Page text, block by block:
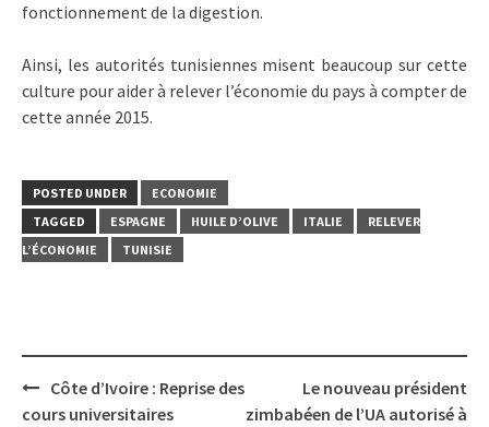
fonctionnement de la digestion.
Ainsi, les autorités tunisiennes misent beaucoup sur cette
culture pour aider à relever l’économie du pays à compter de
cette année 2015.
POSTED UNDER
ECONOMIE
TAGGED
ESPAGNE HUILE D’OLIVE ITALIE
RELEVER
L’ÉCONOMIE
TUNISIE
Post
navigation
Côte d’Ivoire : Reprise des
cours universitaires
Le nouveau président
zimbabéen de l’UA autorisé à